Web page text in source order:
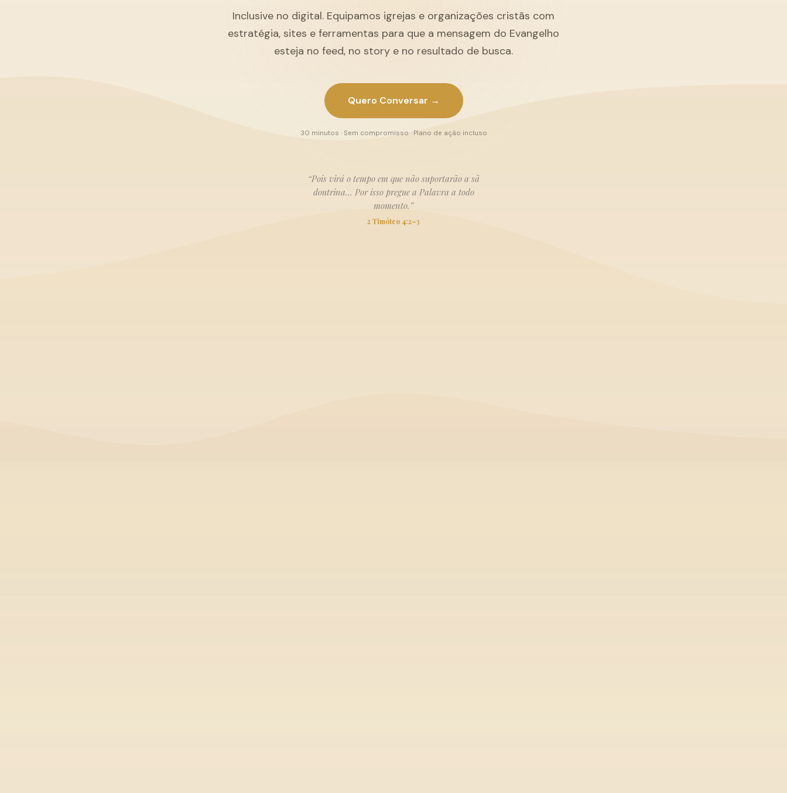
Inclusive no digital. Equipamos igrejas e organizações cristãs com
estratégia, sites e ferramentas para que a mensagem do Evangelho
esteja no feed, no story e no resultado de busca.
Quero Conversar →
30 minutos · Sem compromisso · Plano de ação incluso
“Pois virá o tempo em que não suportarão a sã
doutrina… Por isso pregue a Palavra a todo
momento.”
2 Timóteo 4:2–3